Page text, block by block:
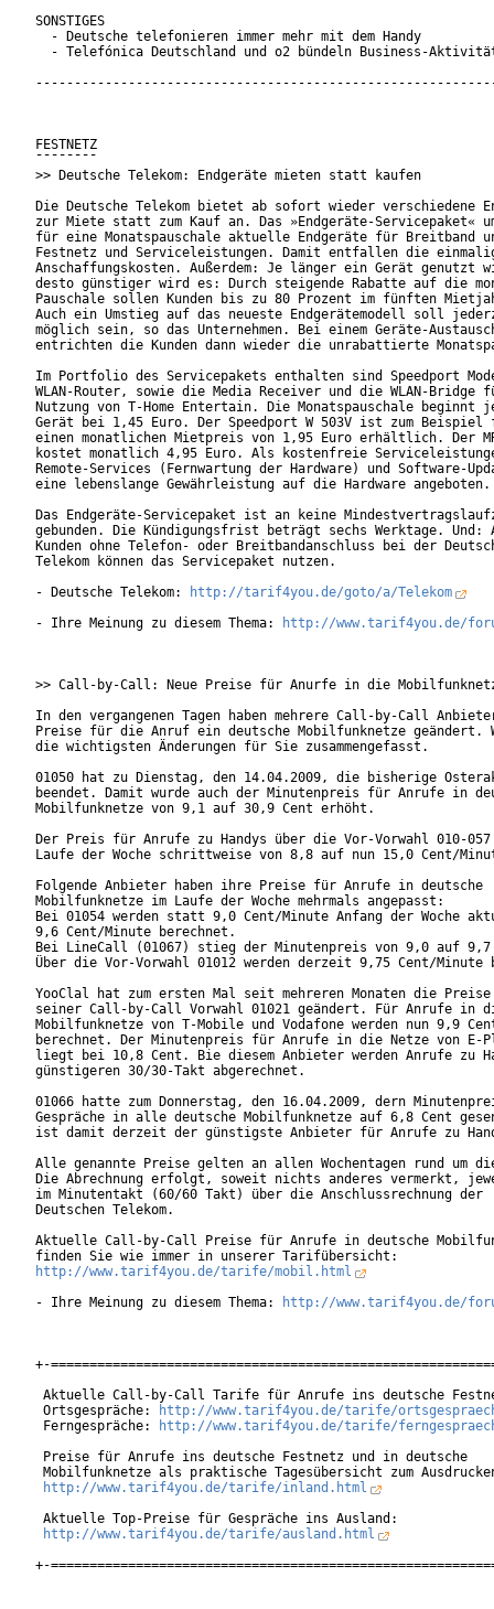
SONSTIGES
  - Deutsche telefonieren immer mehr mit dem Handy
- Telefónica Deutschland und o2 bündeln Business-
FESTNETZ
¯¯¯¯¯¯¯¯
>> Deutsche Telekom: Endgeräte mieten statt kaufen
Die Deutsche Telekom bietet ab sofort wieder verschiedene
zur Miete statt zum Kauf an. Das »Endgeräte-Servicepaket«
für eine Monatspauschale aktuelle Endgeräte für Breitband
Festnetz und Serviceleistungen. Damit entfallen die
Anschaffungskosten. Außerdem: Je länger ein Gerät genutzt
desto günstiger wird es: Durch steigende Rabatte auf die
Pauschale sollen Kunden bis zu 80 Prozent im fünften
Auch ein Umstieg auf das neueste Endgerätemodell soll
möglich sein, so das Unternehmen. Bei einem Geräte-
entrichten die Kunden dann wieder die unrabattierte
Im Portfolio des Servicepakets enthalten sind Speedport
WLAN-Router, sowie die Media Receiver und die WLAN-Bridge
Nutzung von T-Home Entertain. Die Monatspauschale beginnt
Gerät bei 1,45 Euro. Der Speedport W 503V ist zum Beispiel
einen monatlichen Mietpreis von 1,95 Euro erhältlich. Der
kostet monatlich 4,95 Euro. Als kostenfreie
Remote-Services (Fernwartung der Hardware) und Software-
eine lebenslange Gewährleistung auf die Hardware angeboten.
Das Endgeräte-Servicepaket ist an keine
gebunden. Die Kündigungsfrist beträgt sechs Werktage. Und:
Kunden ohne Telefon- oder Breitbandanschluss bei der
Telekom können das Servicepaket nutzen.
- Deutsche Telekom:
http://tarif4you.de/goto/a/Telekom
- Ihre Meinung zu diesem Thema:
http://www.tarif4you.de/
>> Call-by-Call: Neue Preise für Anurfe in die
In den vergangenen Tagen haben mehrere Call-by-Call
Preise für die Anruf ein deutsche Mobilfunknetze geändert.
die wichtigsten Änderungen für Sie zusammengefasst.
01050 hat zu Dienstag, den 14.04.2009, die bisherige
beendet. Damit wurde auch der Minutenpreis für Anrufe in
Mobilfunknetze von 9,1 auf 30,9 Cent erhöht.
Der Preis für Anrufe zu Handys über die Vor-Vorwahl 010-057
Laufe der Woche schrittweise von 8,8 auf nun 15,0 Cent/
Folgende Anbieter haben ihre Preise für Anrufe in deutsche
Mobilfunknetze im Laufe der Woche mehrmals angepasst:
Bei 01054 werden statt 9,0 Cent/Minute Anfang der Woche
9,6 Cent/Minute berechnet.
Bei LineCall (01067) stieg der Minutenpreis von 9,0 auf 9,7
Über die Vor-Vorwahl 01012 werden derzeit 9,75 Cent/Minute
YooClal hat zum ersten Mal seit mehreren Monaten die
seiner Call-by-Call Vorwahl 01021 geändert. Für Anrufe in
Mobilfunknetze von T-Mobile und Vodafone werden nun 9,9
berechnet. Der Minutenpreis für Anrufe in die Netze von E-
liegt bei 10,8 Cent. Bie diesem Anbieter werden Anrufe zu
günstigeren 30/30-Takt abgerechnet.
01066 hatte zum Donnerstag, den 16.04.2009, dern
Gespräche in alle deutsche Mobilfunknetze auf 6,8 Cent
ist damit derzeit der günstigste Anbieter für Anrufe zu
Alle genannte Preise gelten an allen Wochentagen rund um
Die Abrechnung erfolgt, soweit nichts anderes vermerkt,
im Minutentakt (60/60 Takt) über die Anschlussrechnung der
Deutschen Telekom.
Aktuelle Call-by-Call Preise für Anrufe in deutsche
http://www.tarif4you.de/tarife/mobil.html
- Ihre Meinung zu diesem Thema:
http://www.tarif4you.de/
+-
Aktuelle Call-by-Call Tarife für Anrufe ins deutsche
Ortsgespräche:
http://www.tarif4you.de/tarife/
Ferngespräche:
http://www.tarif4you.de/tarife/
Preise für Anrufe ins deutsche Festnetz und in deutsche
Mobilfunknetze als praktische Tagesübersicht zum
http://www.tarif4you.de/tarife/inland.html
Aktuelle Top-Preise für Gespräche ins Ausland:
http://www.tarif4you.de/tarife/ausland.html
+-